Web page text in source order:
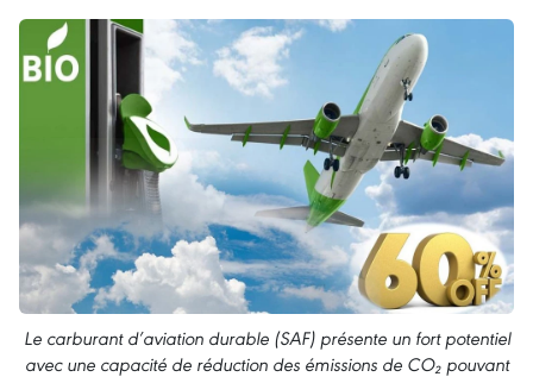
Le carburant d’aviation durable (SAF) présente un fort potentiel
avec une capacité de réduction des émissions de CO₂ pouvant